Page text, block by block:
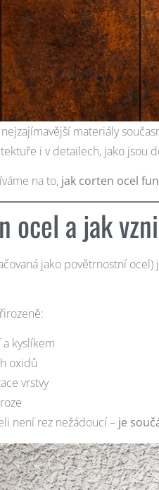
materiály
i v detailech, jako jsou
na to, jak corten ocel
ocel a jak
jako povětrnostní
kyslíkem
oxidů
vrstvy
není rez nežádoucí – je